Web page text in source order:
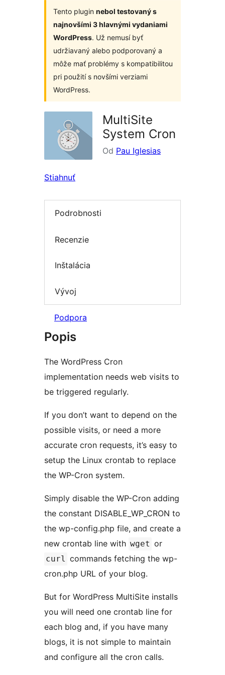
Tento plugin nebol testovaný s
najnovšími 3 hlavnými vydaniami
WordPress. Už nemusí byť
udržiavaný alebo podporovaný a
môže mať problémy s kompatibilitou
pri použití s novšími verziami
WordPress.
MultiSite
System Cron
Od Pau Iglesias
Stiahnuť
Podrobnosti
Recenzie
Inštalácia
Vývoj
Podpora
Popis
The WordPress Cron
implementation needs web visits to
be triggered regularly.
If you don’t want to depend on the
possible visits, or need a more
accurate cron requests, it’s easy to
setup the Linux crontab to replace
the WP-Cron system.
Simply disable the WP-Cron adding
the constant DISABLE_WP_CRON to
the wp-config.php file, and create a
new crontab line with wget or
curl commands fetching the wp-
cron.php URL of your blog.
But for WordPress MultiSite installs
you will need one crontab line for
each blog and, if you have many
blogs, it is not simple to maintain
and configure all the cron calls.